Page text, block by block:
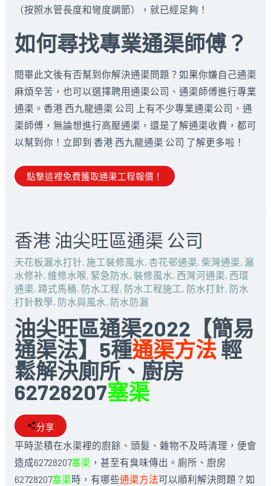
（按照水管長度和彎度調節），就已經足夠！
如何尋找專業通渠師傅？
閱畢此文後有否幫到你解決通渠問題？如果你嫌自己通渠
麻煩辛苦，也可以選擇聘用通渠公司、通渠師傅進行專業
通渠。香港 西九龍通渠 公司 上有不少專業通渠公司、通
渠師傅，無論想進行高壓通渠，還是了解通渠收費，都可
以幫到你！立即到 香港 西九龍通渠 公司 了解更多啦！
點撃這裡免費獲取通渠工程報價！
香港 油尖旺區通渠 公司
天花板漏水打针, 施工裝修風水, 杏花邨通渠, 柴灣通渠, 漏
水修补, 維修水喉, 緊急防水, 裝修風水, 西灣河通渠, 西環
通渠, 蹲式馬桶, 防水工程, 防水工程施工, 防水打針, 防水
打針教學, 防水與風水, 防水防漏
油尖旺區通渠2022【簡易
通渠法】5種通渠方法輕
鬆解決廁所、廚房
62728207塞渠
分享
平時淤積在水渠裡的廚餘、頭髮、雜物不及時清理，便會
造成62728207塞渠 ，甚至有臭味傳出。廁所、廚房
62728207塞渠時，有哪些通渠方法可以順利解決問題？如